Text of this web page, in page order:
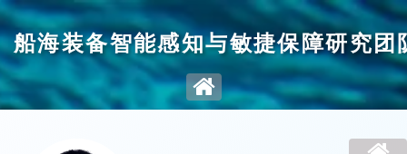
船海装备智能感知与敏捷保障研究团